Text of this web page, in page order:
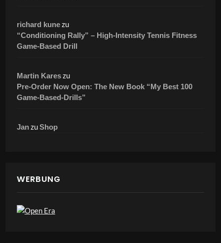
richard kunezu
“Conditioning Rally” – High-Intensity Tennis Fitness
Game-Based Drill
Martin Kareszu
Pre-Order Now Open: The New Book “My Best 100
Game-Based-Drills”
JanzuShop
WERBUNG